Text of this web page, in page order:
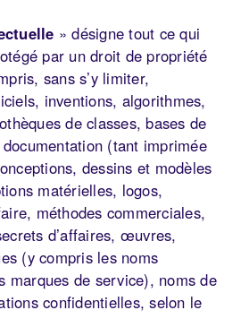
» désigne tout ce qui
par un droit de propriété
sans s’y limiter,
inventions, algorithmes,
de classes, bases de
(tant imprimée
dessins et modèles
matérielles, logos,
méthodes commerciales,
d’affaires, œuvres,
(y compris les noms
marques de service), noms de
confidentielles, selon le